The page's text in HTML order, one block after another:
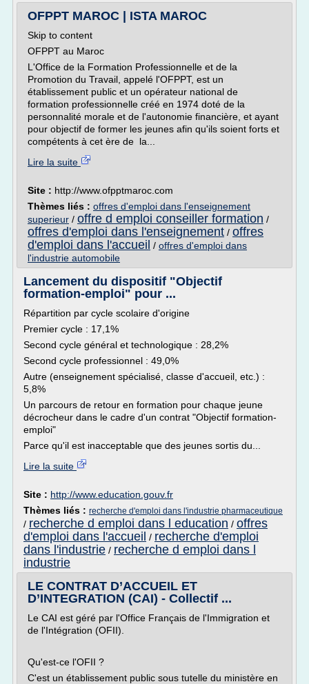
OFPPT MAROC | ISTA MAROC
Skip to content
OFPPT au Maroc
L'Office de la Formation Professionnelle et de la
Promotion du Travail, appelé l'OFPPT, est un
établissement public et un opérateur national de
formation professionnelle créé en 1974 doté de la
personnalité morale et de l'autonomie financière, et ayant
pour objectif de former les jeunes afin qu'ils soient forts et
compétents à cet ère de la...
Lire la suite
Site : http://www.ofpptmaroc.com
Thèmes liés : offres d'emploi dans l'enseignement
superieur / offre d emploi conseiller formation /
offres d'emploi dans l'enseignement / offres
d'emploi dans l'accueil / offres d'emploi dans
l'industrie automobile
Lancement du dispositif "Objectif
formation-emploi" pour ...
Répartition par cycle scolaire d'origine
Premier cycle : 17,1%
Second cycle général et technologique : 28,2%
Second cycle professionnel : 49,0%
Autre (enseignement spécialisé, classe d'accueil, etc.) :
5,8%
Un parcours de retour en formation pour chaque jeune
décrocheur dans le cadre d'un contrat "Objectif formation-
emploi"
Parce qu'il est inacceptable que des jeunes sortis du...
Lire la suite
Site : http://www.education.gouv.fr
Thèmes liés : recherche d'emploi dans l'industrie pharmaceutique
/ recherche d emploi dans l education / offres
d'emploi dans l'accueil / recherche d'emploi
dans l'industrie / recherche d emploi dans l
industrie
LE CONTRAT D’ACCUEIL ET
D’INTEGRATION (CAI) - Collectif ...
Le CAI est géré par l'Office Français de l'Immigration et
de l'Intégration (OFII).
Qu'est-ce l'OFII ?
C'est un établissement public sous tutelle du ministère en